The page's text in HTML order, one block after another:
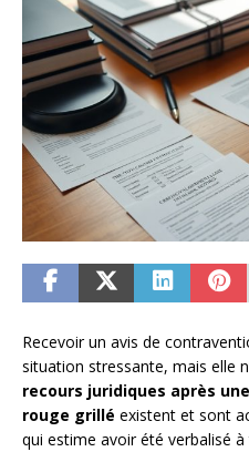
Recevoir un avis de
situation stressante, mais elle
recours juridiques après
rouge grillé existent et sont
qui estime avoir été verbalisé